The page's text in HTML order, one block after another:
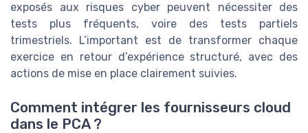
exposés aux risques cyber peuvent nécessiter des
tests plus fréquents, voire des tests partiels
trimestriels. L’important est de transformer chaque
exercice en retour d’expérience structuré, avec des
actions de mise en place clairement suivies.
Comment intégrer les fournisseurs cloud
dans le PCA ?